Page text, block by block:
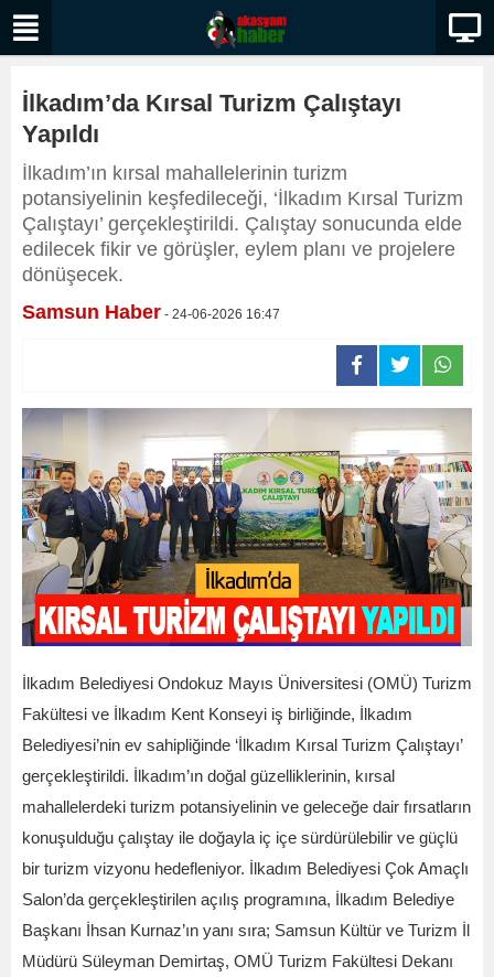
İlkadım’da Kırsal Turizm Çalıştayı
Yapıldı
İlkadım’ın kırsal mahallelerinin turizm
potansiyelinin keşfedileceği, ‘İlkadım Kırsal Turizm
Çalıştayı’ gerçekleştirildi. Çalıştay sonucunda elde
edilecek fikir ve görüşler, eylem planı ve projelere
dönüşecek.
Samsun Haber - 24-06-2026 16:47
İlkadım Belediyesi Ondokuz Mayıs Üniversitesi (OMÜ) Turizm
Fakültesi ve İlkadım Kent Konseyi iş birliğinde, İlkadım
Belediyesi’nin ev sahipliğinde ‘İlkadım Kırsal Turizm Çalıştayı’
gerçekleştirildi. İlkadım’ın doğal güzelliklerinin, kırsal
mahallelerdeki turizm potansiyelinin ve geleceğe dair fırsatların
konuşulduğu çalıştay ile doğayla iç içe sürdürülebilir ve güçlü
bir turizm vizyonu hedefleniyor. İlkadım Belediyesi Çok Amaçlı
Salon’da gerçekleştirilen açılış programına, İlkadım Belediye
Başkanı İhsan Kurnaz’ın yanı sıra; Samsun Kültür ve Turizm İl
Müdürü Süleyman Demirtaş, OMÜ Turizm Fakültesi Dekanı